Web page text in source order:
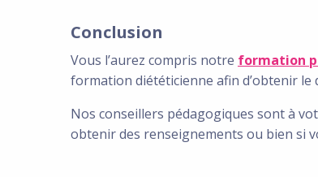
Conclusion
Vous l’aurez compris notre formation
formation diététicienne afin d’obtenir le
Nos conseillers pédagogiques sont à
obtenir des renseignements ou bien si